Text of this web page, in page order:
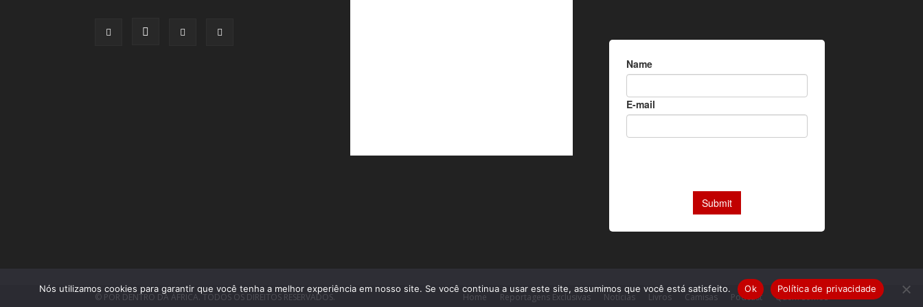
Home Reportagens Exclusivas Notícias Livros Camisas Podcast Quem somos
© POR DENTRO DA ÁFRICA. TODOS OS DIREITOS RESERVADOS.
Nós utilizamos cookies para garantir que você tenha a melhor experiência em nosso site. Se você continua a usar este site, assumimos que você está satisfeito. Ok Política de privacidade